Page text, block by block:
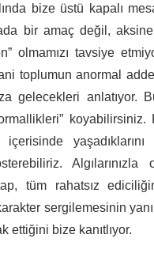
bize üstü kapalı
bir amaç değil,
olmamızı tavsiye
toplumun anormal
gelecekleri anlatıyor.
koyabilirsiniz.
Algılarınızla
tüm rahatsız
sergilemesinin
ettiğini bize kanıtlıyor.